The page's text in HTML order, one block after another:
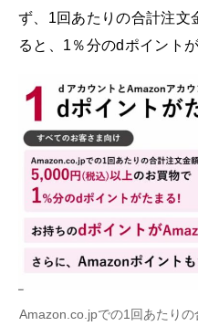
ず、1回あたりの合計注文
ると、1％分のdポイントが
Amazon.co.jpでの1回あたり